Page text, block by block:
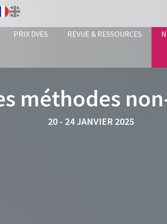
PRIX DVES REVUE & RESSOURCES
méthodes
20 - 24 JANVIER 2025